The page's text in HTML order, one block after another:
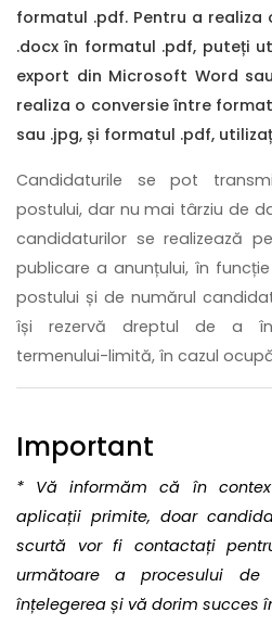
formatul .pdf. Pentru a realiza
.docx în formatul .pdf, puteți
export din Microsoft Word
realiza o conversie între
sau .jpg, și formatul .pdf,
Candidaturile se pot
postului, dar nu mai târziu de
candidaturilor se realizează
publicare a anunțului, în
postului și de numărul
își rezervă dreptul de a
termenului-limită, în cazul
Important
* Vă informăm că în
aplicații primite, doar
scurtă vor fi contactați
următoare a procesului de
înțelegerea și vă dorim succes